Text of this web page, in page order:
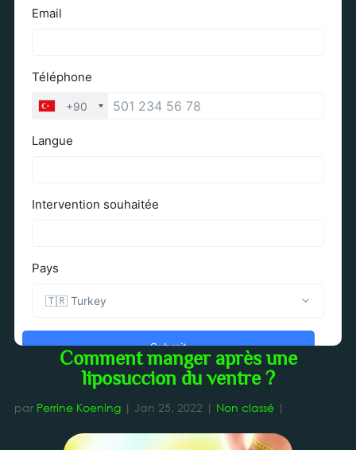
Comment manger après une
liposuccion du ventre ?
par Perrine Koening| Jan 25, 2022 | Non classé|